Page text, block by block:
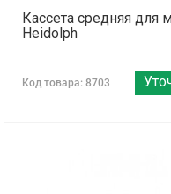
Кассета средняя для
Heidolph
Код товара: 8703